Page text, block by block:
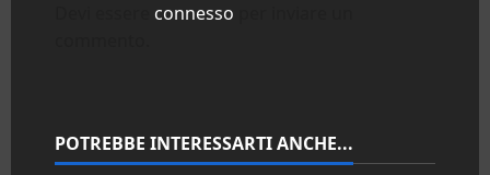
n
connesso
POTREBBE INTERESSARTI ANCHE...